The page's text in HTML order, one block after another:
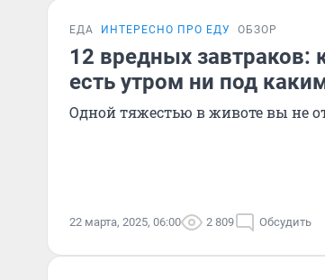
ЕДА ИНТЕРЕСНО ПРО ЕДУ ОБЗОР
12 вредных завтраков:
есть утром ни под
Одной тяжестью в животе вы не
22 марта, 2025, 06:00 2 809 Обсудить